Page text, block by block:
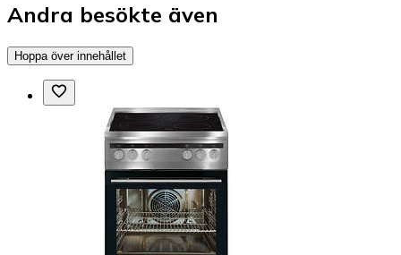
Andra besökte även
Hoppa över innehållet